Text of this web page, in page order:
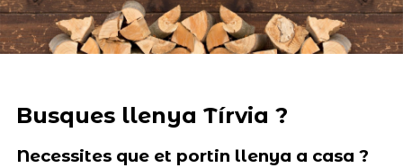
Busques llenya Tírvia ?
Necessites que et portin llenya a casa ?